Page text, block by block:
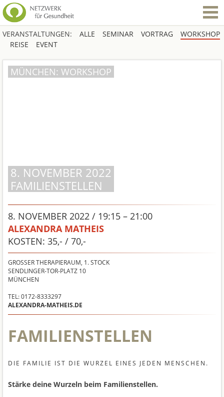
VERANSTALTUNGEN: ALLE SEMINAR VORTRAG
WORKSHOP
REISE
EVENT
8. NOVEMBER 2022
FAMILIENSTELLEN
MÜNCHEN: WORKSHOP
8. NOVEMBER 2022 / 19:15 – 21:00
ALEXANDRA MATHEIS
KOSTEN: 35,- / 70,-
GROSSER THERAPIERAUM, 1. STOCK
SENDLINGER-TOR-PLATZ 10
MÜNCHEN
TEL: 0172-8333297
ALEXANDRA-MATHEIS.DE
FAMILIENSTELLEN
DIE FAMILIE IST DIE WURZEL EINES JEDEN MENSCHEN.
Stärke deine Wurzeln beim Familienstellen.